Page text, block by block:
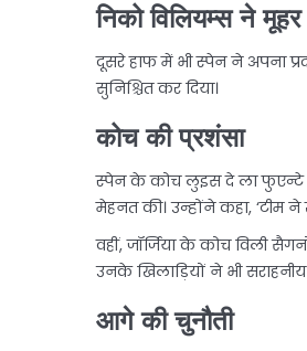
निको विलियम्स ने
दूसरे हाफ में भी स्पेन ने अपना
सुनिश्चित कर दिया।
कोच की प्रशंसा
स्पेन के कोच लुइस दे ला फुएन्टे ने
मेहनत की। उन्होंने कहा, ‘टीम
वहीं, जॉर्जिया के कोच विली
उनके खिलाड़ियों ने भी सराहनीय
आगे की चुनौती